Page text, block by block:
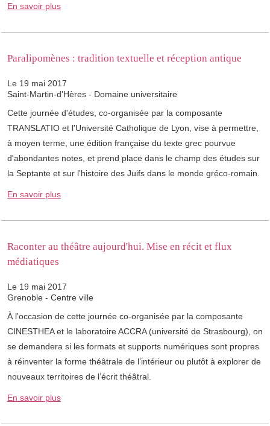
En savoir plus
Paralipomènes : tradition textuelle et réception antique
Le 19 mai 2017
Saint-Martin-d'Hères - Domaine universitaire
Cette journée d'études, co-organisée par la composante
TRANSLATIO et l'Université Catholique de Lyon, vise à permettre,
à moyen terme, une édition française du texte grec pourvue
d'abondantes notes, et prend place dans le champ des études sur
la Septante et sur l'histoire des Juifs dans le monde gréco-romain.
En savoir plus
Raconter au théâtre aujourd'hui. Mise en récit et flux
médiatiques
Le 19 mai 2017
Grenoble - Centre ville
À l'occasion de cette journée co-organisée par la composante
CINESTHEA et le laboratoire ACCRA (université de Strasbourg), on
se demandera si les formats et supports numériques sont propres
à réinventer la forme théâtrale de l’intérieur ou plutôt à explorer de
nouveaux territoires de l’écrit théâtral.
En savoir plus